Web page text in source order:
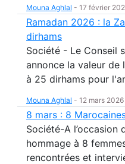
Mouna Aghlal - 17 février
Ramadan 2026 : la
dirhams
Société - Le Conseil
annonce la valeur
à 25 dirhams pour
Mouna Aghlal - 12 mars 2026
8 mars : 8
Société-A l’occasion
hommage à 8
rencontrées et